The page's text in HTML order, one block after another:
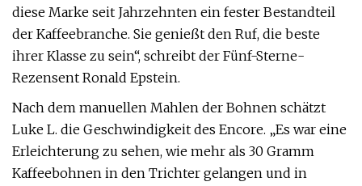
diese Marke seit Jahrzehnten ein fester Bestandteil
der Kaffeebranche. Sie genießt den Ruf, die beste
ihrer Klasse zu sein“, schreibt der Fünf-Sterne-
Rezensent Ronald Epstein.
Nach dem manuellen Mahlen der Bohnen schätzt
Luke L. die Geschwindigkeit des Encore. „Es war eine
Erleichterung zu sehen, wie mehr als 30 Gramm
Kaffeebohnen in den Trichter gelangen und in